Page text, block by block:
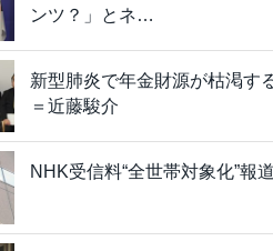
ンツ？」とネ…
新型肺炎で年金財源が枯渇す
＝近藤駿介
NHK受信料“全世帯対象化”報